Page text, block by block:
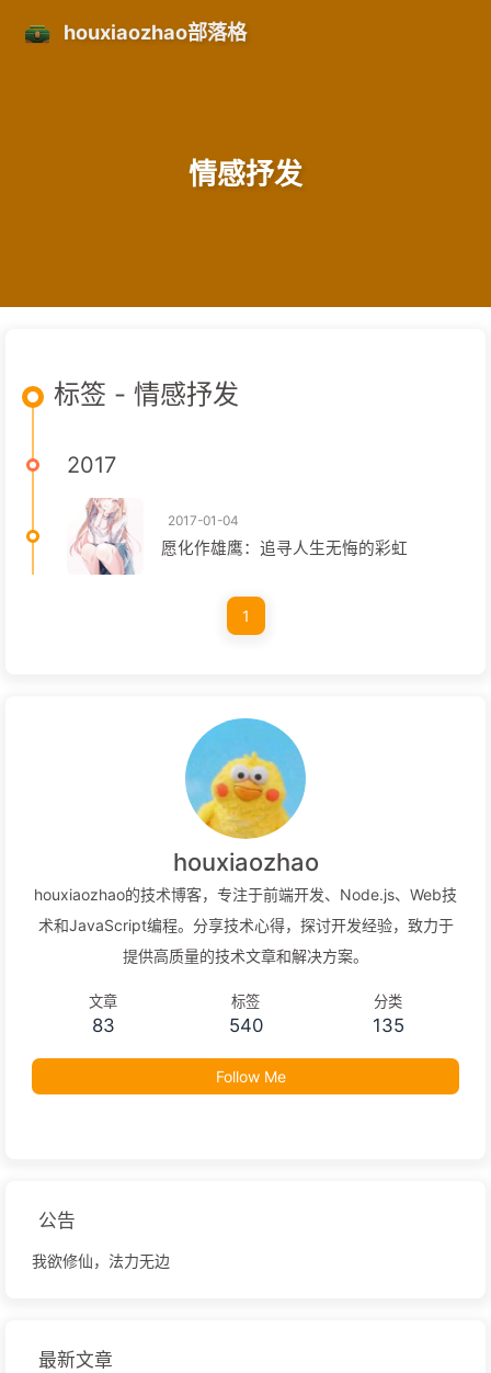
houxiaozhao部落格
情感抒发
标签 - 情感抒发
2017
2017-01-04
愿化作雄鹰：追寻人生无悔的彩虹
1
houxiaozhao
houxiaozhao的技术博客，专注于前端开发、Node.js、Web技
术和JavaScript编程。分享技术心得，探讨开发经验，致力于
提供高质量的技术文章和解决方案。
文章
83
标签
540
分类
135
Follow Me
公告
我欲修仙，法力无边
最新文章